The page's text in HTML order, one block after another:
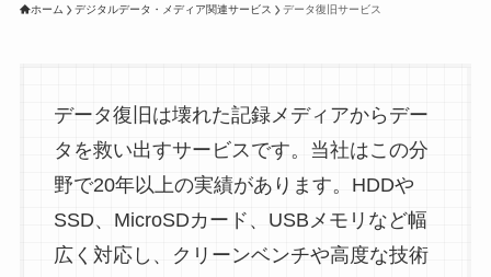
ホーム デジタルデータ・メディア関連サービス データ復旧サービス
データ復旧は壊れた記録メディアからデー
タを救い出すサービスです。当社はこの分
野で20年以上の実績があります。HDDや
SSD、MicroSDカード、USBメモリなど幅
広く対応し、クリーンベンチや高度な技術